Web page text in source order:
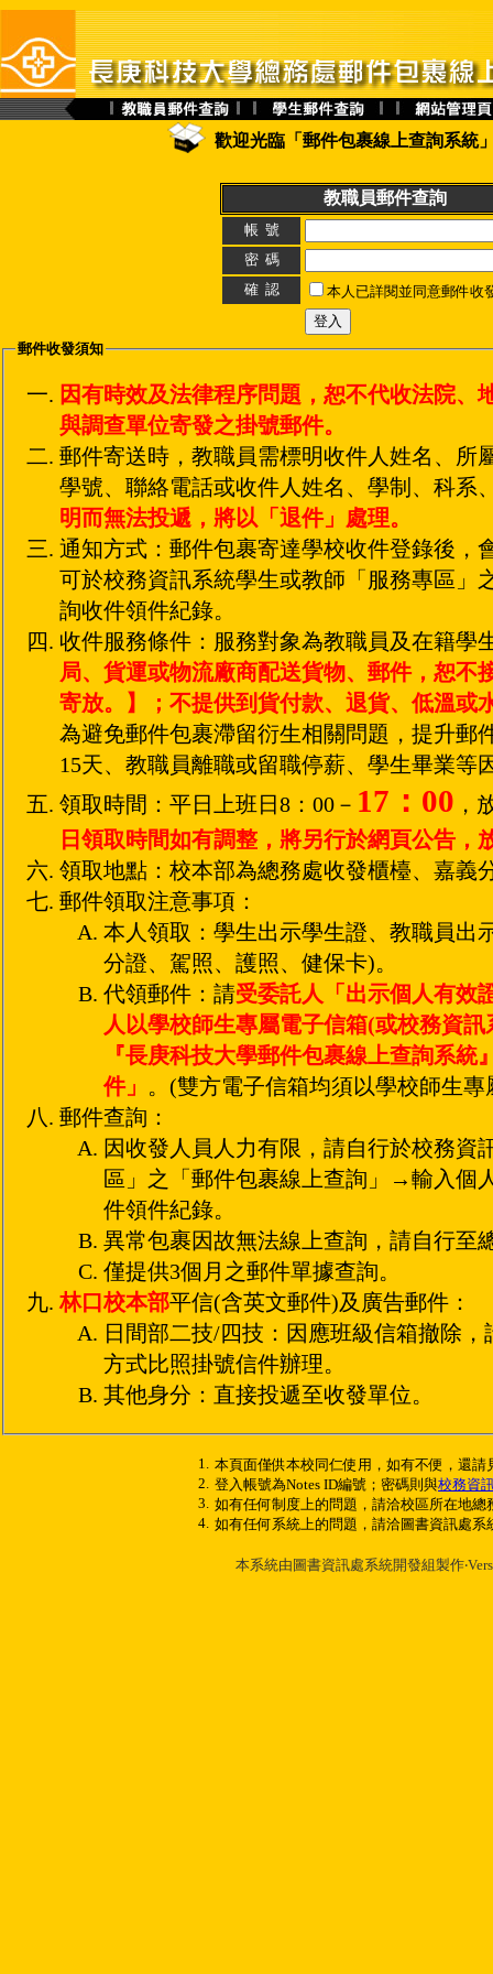
歡迎光臨「郵件包裹線上查詢系統
教職員郵件查詢
帳 號
密 碼
確 認
本人已詳閱並同意郵件收
郵件收發須知
因有時效及法律程序問題，恕不代收法院、
與調查單位寄發之掛號郵件。
郵件寄送時，教職員需標明收件人姓名、所
學號、聯絡電話或收件人姓名、學制、科系
明而無法投遞，將以「退件」處理。
通知方式：郵件包裹寄達學校收件登錄後，
可於校務資訊系統學生或教師「服務專區」
詢收件領件紀錄。
收件服務條件：服務對象為教職員及在籍學
局、貨運或物流廠商配送貨物、郵件，恕不
寄放。】；不提供到貨付款、退貨、低溫或
為避免郵件包裹滯留衍生相關問題，提升郵
15天、教職員離職或留職停薪、學生畢業等
領取時間：平日上班日8：00－ 17：00 ，
日領取時間如有調整，將另行於網頁公告，
領取地點：校本部為總務處收發櫃檯、嘉義
郵件領取注意事項：
本人領取：學生出示學生證、教職員出
分證、駕照、護照、健保卡)。
代領郵件：請受委託人「出示個人有效
人以學校師生專屬電子信箱(或校務資
『長庚科技大學郵件包裹線上查詢系統
件」 。(雙方電子信箱均須以學校師生
郵件查詢：
因收發人員人力有限，請自行於校務資
區」之「郵件包裹線上查詢」→輸入個
件領件紀錄。
異常包裹因故無法線上查詢，請自行至
僅提供3個月之郵件單據查詢。
林口校本部平信(含英文郵件)及廣告郵件：
日間部二技/四技：因應班級信箱撤除
方式比照掛號信件辦理。
其他身分：直接投遞至收發單位。
1.
本頁面僅供本校同仁使用，如有不便，還請
2. 登入帳號為Notes ID編號；密碼則與校務資
3. 如有任何制度上的問題，請洽校區所在地總
4. 如有任何系統上的問題，請洽圖書資訊處系
本系統由圖書資訊處系統開發組製作